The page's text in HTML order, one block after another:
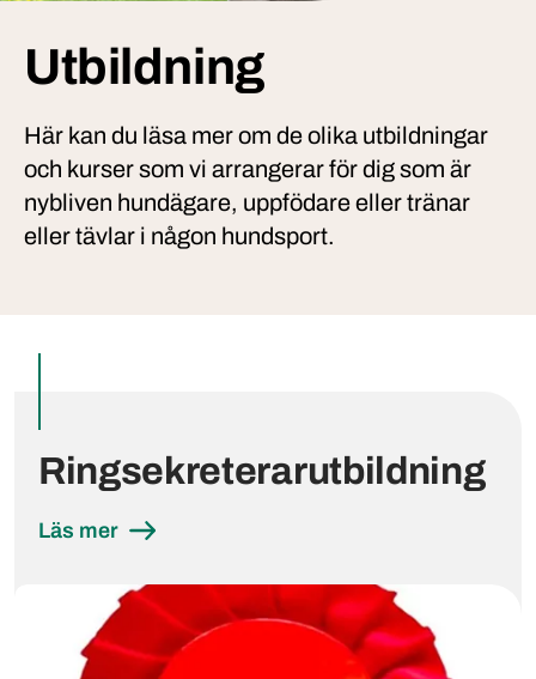
Utbildning
Här kan du läsa mer om de olika utbildningar
och kurser som vi arrangerar för dig som är
nybliven hundägare, uppfödare eller tränar
eller tävlar i någon hundsport.
Ringsekreterarutbildning
Läs mer